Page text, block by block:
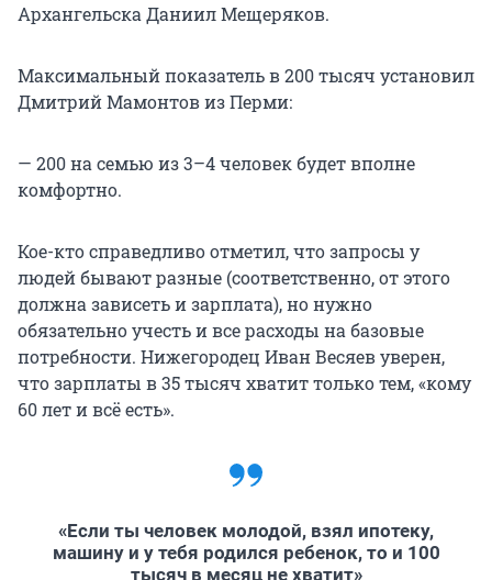
Архангельска Даниил Мещеряков.
Максимальный показатель в 200 тысяч установил
Дмитрий Мамонтов из Перми:
— 200 на семью из 3–4 человек будет вполне
комфортно.
Кое-кто справедливо отметил, что запросы у
людей бывают разные (соответственно, от этого
должна зависеть и зарплата), но нужно
обязательно учесть и все расходы на базовые
потребности. Нижегородец Иван Весяев уверен,
что зарплаты в 35 тысяч хватит только тем, «кому
60 лет и всё есть».
«Если ты человек молодой, взял ипотеку,
машину и у тебя родился ребенок, то и 100
тысяч в месяц не хватит»